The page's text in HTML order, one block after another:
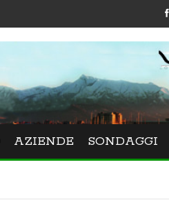
Festival La
AZIENDE SONDAGGI